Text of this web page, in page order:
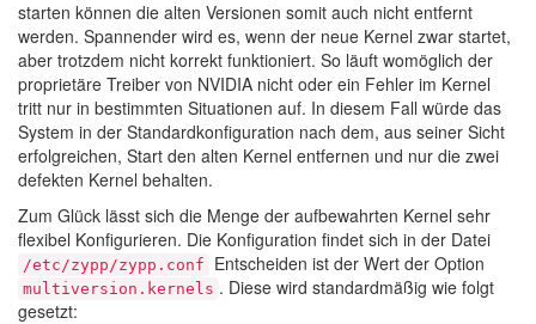
starten können die alten Versionen somit auch nicht entfernt
werden. Spannender wird es, wenn der neue Kernel zwar startet,
aber trotzdem nicht korrekt funktioniert. So läuft womöglich der
proprietäre Treiber von NVIDIA nicht oder ein Fehler im Kernel
tritt nur in bestimmten Situationen auf. In diesem Fall würde das
System in der Standardkonfiguration nach dem, aus seiner Sicht
erfolgreichen, Start den alten Kernel entfernen und nur die zwei
defekten Kernel behalten.
Zum Glück lässt sich die Menge der aufbewahrten Kernel sehr
flexibel Konfigurieren. Die Konfiguration findet sich in der Datei
/etc/zypp/zypp.conf Entscheiden ist der Wert der Option
multiversion.kernels . Diese wird standardmäßig wie folgt
gesetzt: